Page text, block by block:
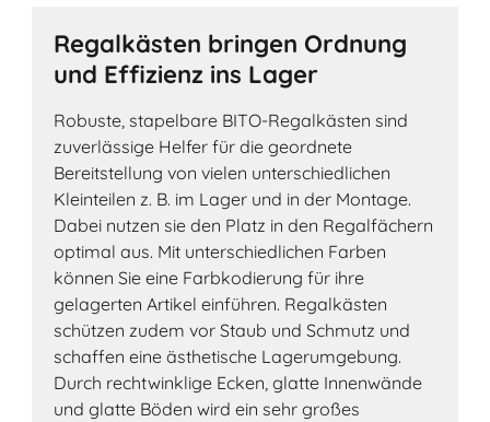
Regalkästen bringen Ordnung
und Effizienz ins Lager
Robuste, stapelbare BITO-Regalkästen sind
zuverlässige Helfer für die geordnete
Bereitstellung von vielen unterschiedlichen
Kleinteilen z. B. im Lager und in der Montage.
Dabei nutzen sie den Platz in den Regalfächern
optimal aus. Mit unterschiedlichen Farben
können Sie eine Farbkodierung für ihre
gelagerten Artikel einführen. Regalkästen
schützen zudem vor Staub und Schmutz und
schaffen eine ästhetische Lagerumgebung.
Durch rechtwinklige Ecken, glatte Innenwände
und glatte Böden wird ein sehr großes